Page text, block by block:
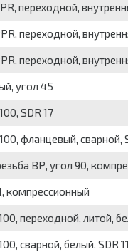
переходной,
переходной,
переходной,
угол 45
SDR 17
фланцевый, сварной,
ВР, угол 90,
компрессионный
переходной, литой,
сварной, белый, SDR 11